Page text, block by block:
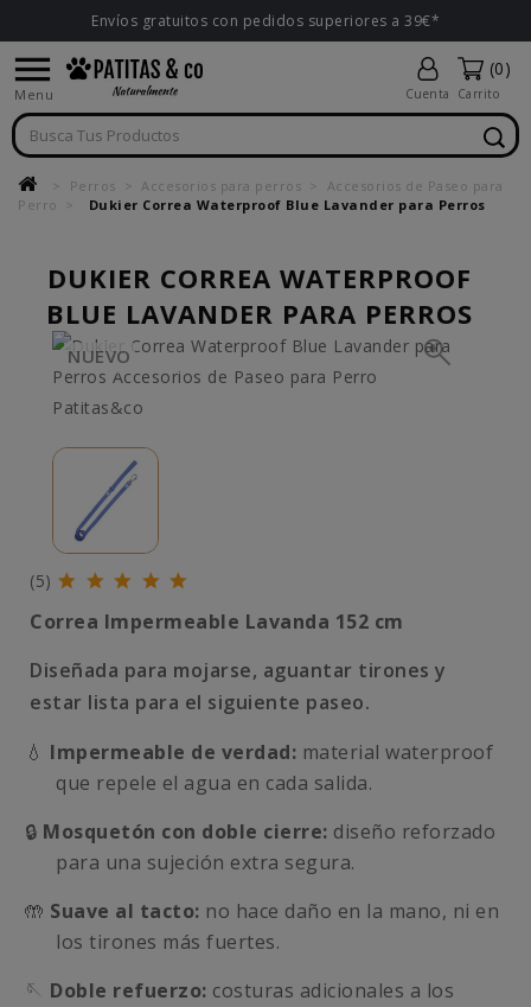
Envíos gratuitos con pedidos superiores a 39€*

Menu Cuenta
(0)
Carrito
Perros Accesorios para perros
Accesorios de Paseo para
Perro
Dukier Correa Waterproof Blue Lavander para Perros
DUKIER CORREA WATERPROOF
BLUE LAVANDER PARA PERROS
NUEVO
(5)
Correa Impermeable Lavanda 152 cm
Diseñada para mojarse, aguantar tirones y
estar lista para el siguiente paseo.
💧 Impermeable de verdad: material waterproof
que repele el agua en cada salida.
🔒 Mosquetón con doble cierre: diseño reforzado
para una sujeción extra segura.
🤲 Suave al tacto: no hace daño en la mano, ni en
los tirones más fuertes.
🪡 Doble refuerzo: costuras adicionales a los